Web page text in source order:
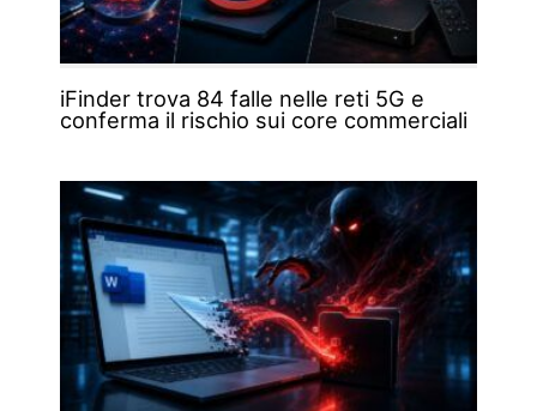
iFinder trova 84 falle nelle reti 5G e
conferma il rischio sui core commerciali